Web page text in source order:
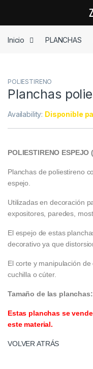
Inicio
PLANCHAS
POLIESTIRENO
Planchas
Availability: Disponible
POLIESTIRENO ESPEJO
Planchas de poliestireno
espejo.
Utilizadas en decoración
expositores, paredes,
El espejo de estas
decorativo ya que
El corte y manipulación
cuchilla o cúter.
Tamaño de las
Estas planchas se
este material.
VOLVER ATRÁS